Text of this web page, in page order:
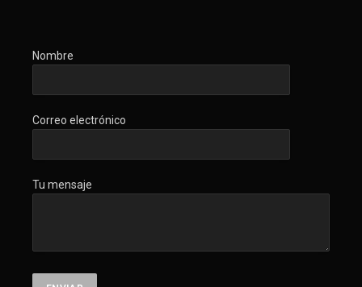
Nombre
Correo electrónico
Tu mensaje